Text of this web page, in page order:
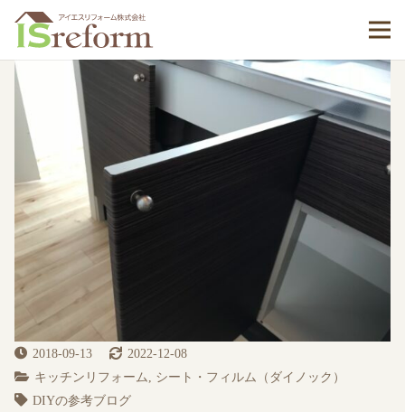
2018-09-13
2022-12-08
キッチンリフォーム
シート・フィルム（ダイノック）
DIYの参考ブログ